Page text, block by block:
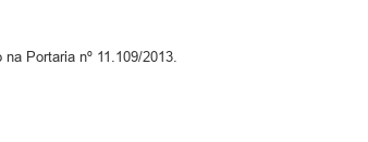
Portaria nº 11.109/2013.